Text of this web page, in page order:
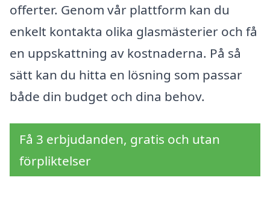
offerter. Genom vår plattform kan du
enkelt kontakta olika glasmästerier och få
en uppskattning av kostnaderna. På så
sätt kan du hitta en lösning som passar
både din budget och dina behov.
Få 3 erbjudanden, gratis och utan
förpliktelser